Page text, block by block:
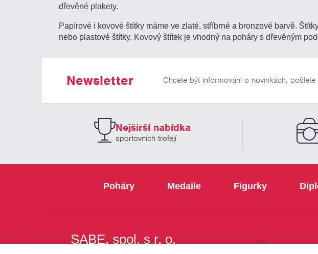
dřevěné plakety.
Papírové i kovové štítky máme ve zlaté, stříbrné a bronzové barvě.
nebo plastové štítky. Kovový štítek je vhodný na poháry s dřevěným
Newsletter Chcete být informováni o novinkách, pošlete
Nejširší nabídka
sportovních trofejí
Poháry Medaile Figurky
SABE, spol. s r. o.